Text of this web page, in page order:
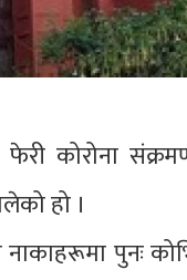
फेरी कोरोना
हो ।
पुनः